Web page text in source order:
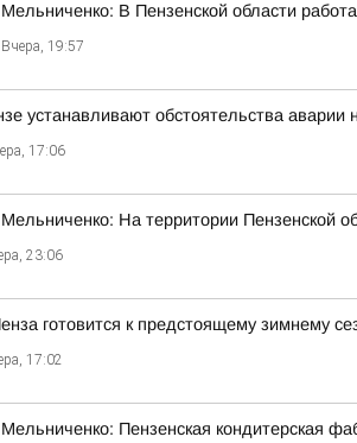
В Пензенской области
Вчера, 19:57
устанавливают обстоятельства аварии
17:06
На территории Пензенской
23:06
готовится к предстоящему зимнему
17:02
Пензенская кондитерская